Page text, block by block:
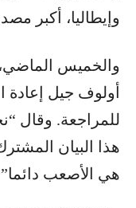
وإيطاليا، أكبر
والخميس
أولوف جيل إعادة
للمراجعة. وقال
هذا البيان
هي الأصعب دائما”